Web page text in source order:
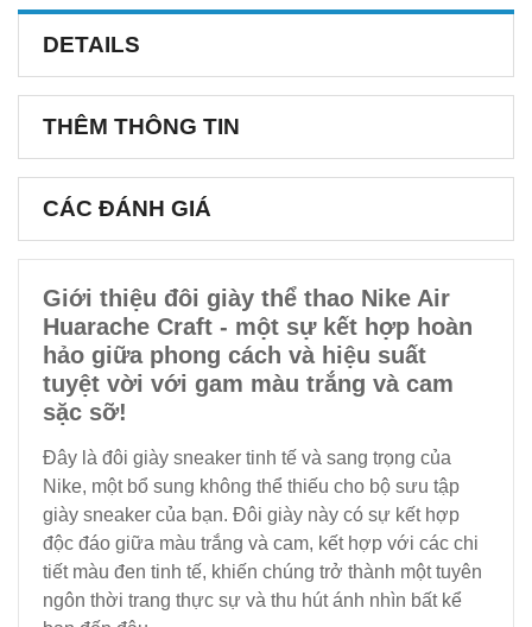
DETAILS
THÊM THÔNG TIN
CÁC ĐÁNH GIÁ
Giới thiệu đôi giày thể thao Nike Air
Huarache Craft - một sự kết hợp hoàn
hảo giữa phong cách và hiệu suất
tuyệt vời với gam màu trắng và cam
sặc sỡ!
Đây là đôi giày sneaker tinh tế và sang trọng của
Nike, một bổ sung không thể thiếu cho bộ sưu tập
giày sneaker của bạn. Đôi giày này có sự kết hợp
độc đáo giữa màu trắng và cam, kết hợp với các chi
tiết màu đen tinh tế, khiến chúng trở thành một tuyên
ngôn thời trang thực sự và thu hút ánh nhìn bất kể